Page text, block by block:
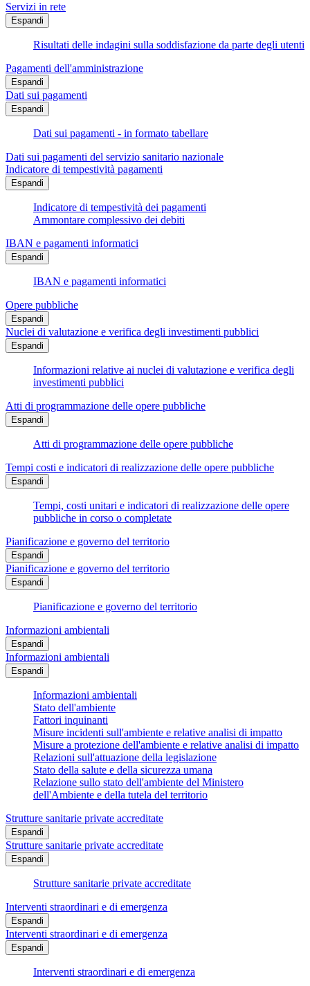
Servizi in rete
Espandi
Risultati delle indagini sulla soddisfazione da parte degli utenti
Pagamenti dell'amministrazione
Espandi
Dati sui pagamenti
Espandi
Dati sui pagamenti - in formato tabellare
Dati sui pagamenti del servizio sanitario nazionale
Indicatore di tempestività pagamenti
Espandi
Indicatore di tempestività dei pagamenti
Ammontare complessivo dei debiti
IBAN e pagamenti informatici
Espandi
IBAN e pagamenti informatici
Opere pubbliche
Espandi
Nuclei di valutazione e verifica degli investimenti pubblici
Espandi
Informazioni relative ai nuclei di valutazione e verifica degli
investimenti pubblici
Atti di programmazione delle opere pubbliche
Espandi
Atti di programmazione delle opere pubbliche
Tempi costi e indicatori di realizzazione delle opere pubbliche
Espandi
Tempi, costi unitari e indicatori di realizzazione delle opere
pubbliche in corso o completate
Pianificazione e governo del territorio
Espandi
Pianificazione e governo del territorio
Espandi
Pianificazione e governo del territorio
Informazioni ambientali
Espandi
Informazioni ambientali
Espandi
Informazioni ambientali
Stato dell'ambiente
Fattori inquinanti
Misure incidenti sull'ambiente e relative analisi di impatto
Misure a protezione dell'ambiente e relative analisi di impatto
Relazioni sull'attuazione della legislazione
Stato della salute e della sicurezza umana
Relazione sullo stato dell'ambiente del Ministero
dell'Ambiente e della tutela del territorio
Strutture sanitarie private accreditate
Espandi
Strutture sanitarie private accreditate
Espandi
Strutture sanitarie private accreditate
Interventi straordinari e di emergenza
Espandi
Interventi straordinari e di emergenza
Espandi
Interventi straordinari e di emergenza